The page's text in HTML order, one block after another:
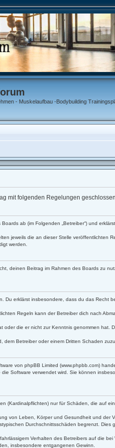
- Muskelaufbau -Bodybuilding
mit folgenden Regelungen
ab (im Folgenden „Betreiber“) und
jeweils die an dieser Stelle veröffentlichten
werden.
deinen Beitrag im Rahmen des Boards zu
erklärst insbesondere, dass du das Recht
Regeln kann der Betreiber dich nach
die er nicht zur Kenntnis genommen hat.
Betreiber oder einem Dritten Schaden
von phpBB Limited (www.phpbb.com)
Software verwendet wird. Sie können
(Kardinalpflichten) nur für Schäden, die auf
von Leben, Körper und Gesundheit und der
Durchschnittsschäden begrenzt. Dies
Verhalten des Betreibers auf die bei
insbesondere entgangenen Gewinn.